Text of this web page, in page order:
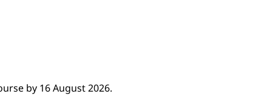
by 16 August 2026.